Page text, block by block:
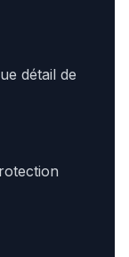
détail de